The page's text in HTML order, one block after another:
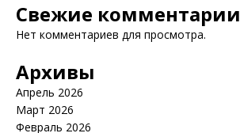
Свежие комментарии
Нет комментариев для просмотра.
Архивы
Апрель 2026
Март 2026
Февраль 2026